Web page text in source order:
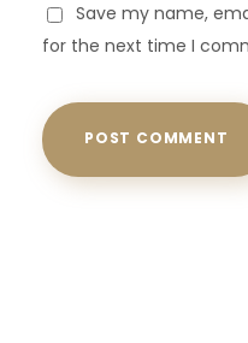
Save my name,
for the next time I